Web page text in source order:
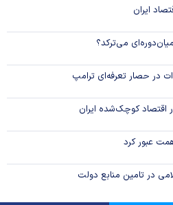
ایران
می‌ترکد؟
در حصار تعرفه‌ای ترامپ
اقتصاد کوچک‌شده ایران
در تامین منابع دولت